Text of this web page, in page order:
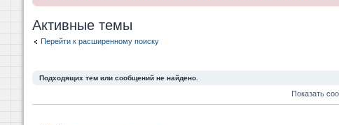
Активные темы
Перейти к расширенному поиску
Подходящих тем или сообщений не найдено.
Показать